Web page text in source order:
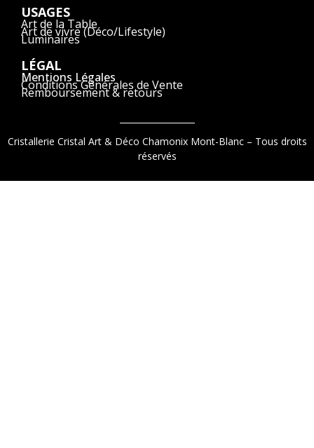
USAGES
Art de la Table
Art de vivre (Déco/Lifestyle)
Luminaires
LÉGAL
Mentions Légales
Conditions Générales de Vente
Remboursement & retours
Cristallerie Cristal Art & Déco Chamonix Mont-Blanc – Tous droits
réservés